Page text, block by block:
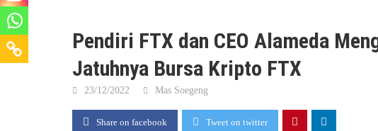
Pendiri FTX dan CEO Alameda
Jatuhnya Bursa Kripto FTX
23/12/2022 Mas Soegeng
Share on facebook Tweet on twitter